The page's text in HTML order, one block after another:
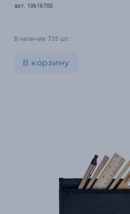
арт. 10616700
В наличии 735 шт.
В корзину